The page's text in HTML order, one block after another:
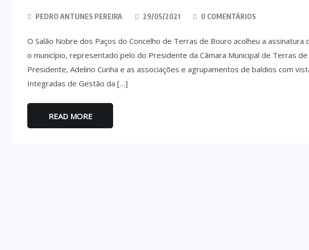
PEDRO ANTUNES PEREIRA 29/05/2021 0 COMENTÁRIOS
O Salão Nobre dos Paços do Concelho de Terras de Bouro acolheu a
o município, representado pelo do Presidente da Câmara Municipal de Terras
Presidente, Adelino Cunha e as associações e agrupamentos de baldios com
Integradas de Gestão da […]
READ MORE